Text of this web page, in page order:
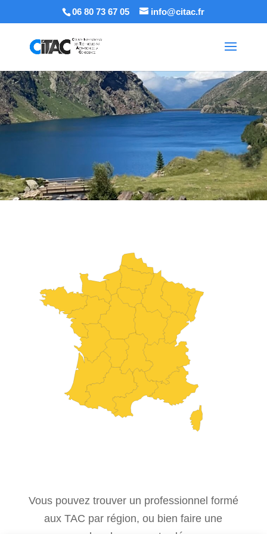
06 80 73 67 05 info@citac.fr
Vous pouvez trouver un professionnel formé
aux TAC par région, ou bien faire une